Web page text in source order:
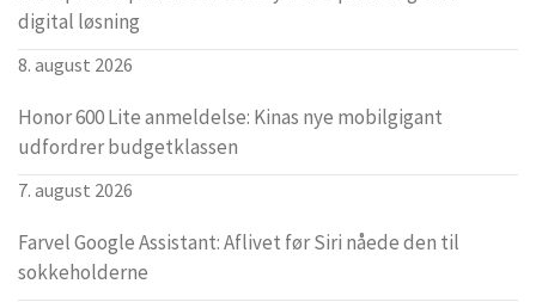
digital løsning
8. august 2026
Honor 600 Lite anmeldelse: Kinas nye mobilgigant
udfordrer budgetklassen
7. august 2026
Farvel Google Assistant: Aflivet før Siri nåede den til
sokkeholderne